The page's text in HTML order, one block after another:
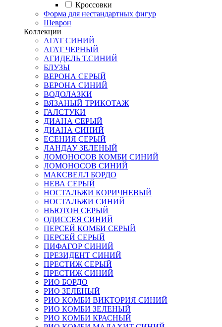
Кроссовки
Форма для нестандартных фигур
Шеврон
Коллекции
АГАТ СИНИЙ
АГАТ ЧЕРНЫЙ
АГИДЕЛЬ Т.СИНИЙ
БЛУЗЫ
ВЕРОНА СЕРЫЙ
ВЕРОНА СИНИЙ
ВОДОЛАЗКИ
ВЯЗАНЫЙ ТРИКОТАЖ
ГАЛСТУКИ
ДИАНА СЕРЫЙ
ДИАНА СИНИЙ
ЕСЕНИЯ СЕРЫЙ
ЛАНДАУ ЗЕЛЕНЫЙ
ЛОМОНОСОВ КОМБИ СИНИЙ
ЛОМОНОСОВ СИНИЙ
МАКСВЕЛЛ БОРДО
НЕВА СЕРЫЙ
НОСТАЛЬЖИ КОРИЧНЕВЫЙ
НОСТАЛЬЖИ СИНИЙ
НЬЮТОН СЕРЫЙ
ОДИССЕЯ СИНИЙ
ПЕРСЕЙ КОМБИ СЕРЫЙ
ПЕРСЕЙ СЕРЫЙ
ПИФАГОР СИНИЙ
ПРЕЗИДЕНТ СИНИЙ
ПРЕСТИЖ СЕРЫЙ
ПРЕСТИЖ СИНИЙ
РИО БОРДО
РИО ЗЕЛЕНЫЙ
РИО КОМБИ ВИКТОРИЯ СИНИЙ
РИО КОМБИ ЗЕЛЕНЫЙ
РИО КОМБИ КРАСНЫЙ